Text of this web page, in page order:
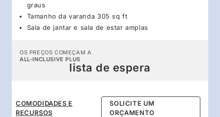
graus
Tamanho da varanda 305 sq ft
Sala de jantar e sala de estar amplas
OS PREÇOS COMEÇAM A
ALL-INCLUSIVE PLUS
lista de espera
COMODIDADES E
RECURSOS
SOLICITE UM
ORÇAMENTO